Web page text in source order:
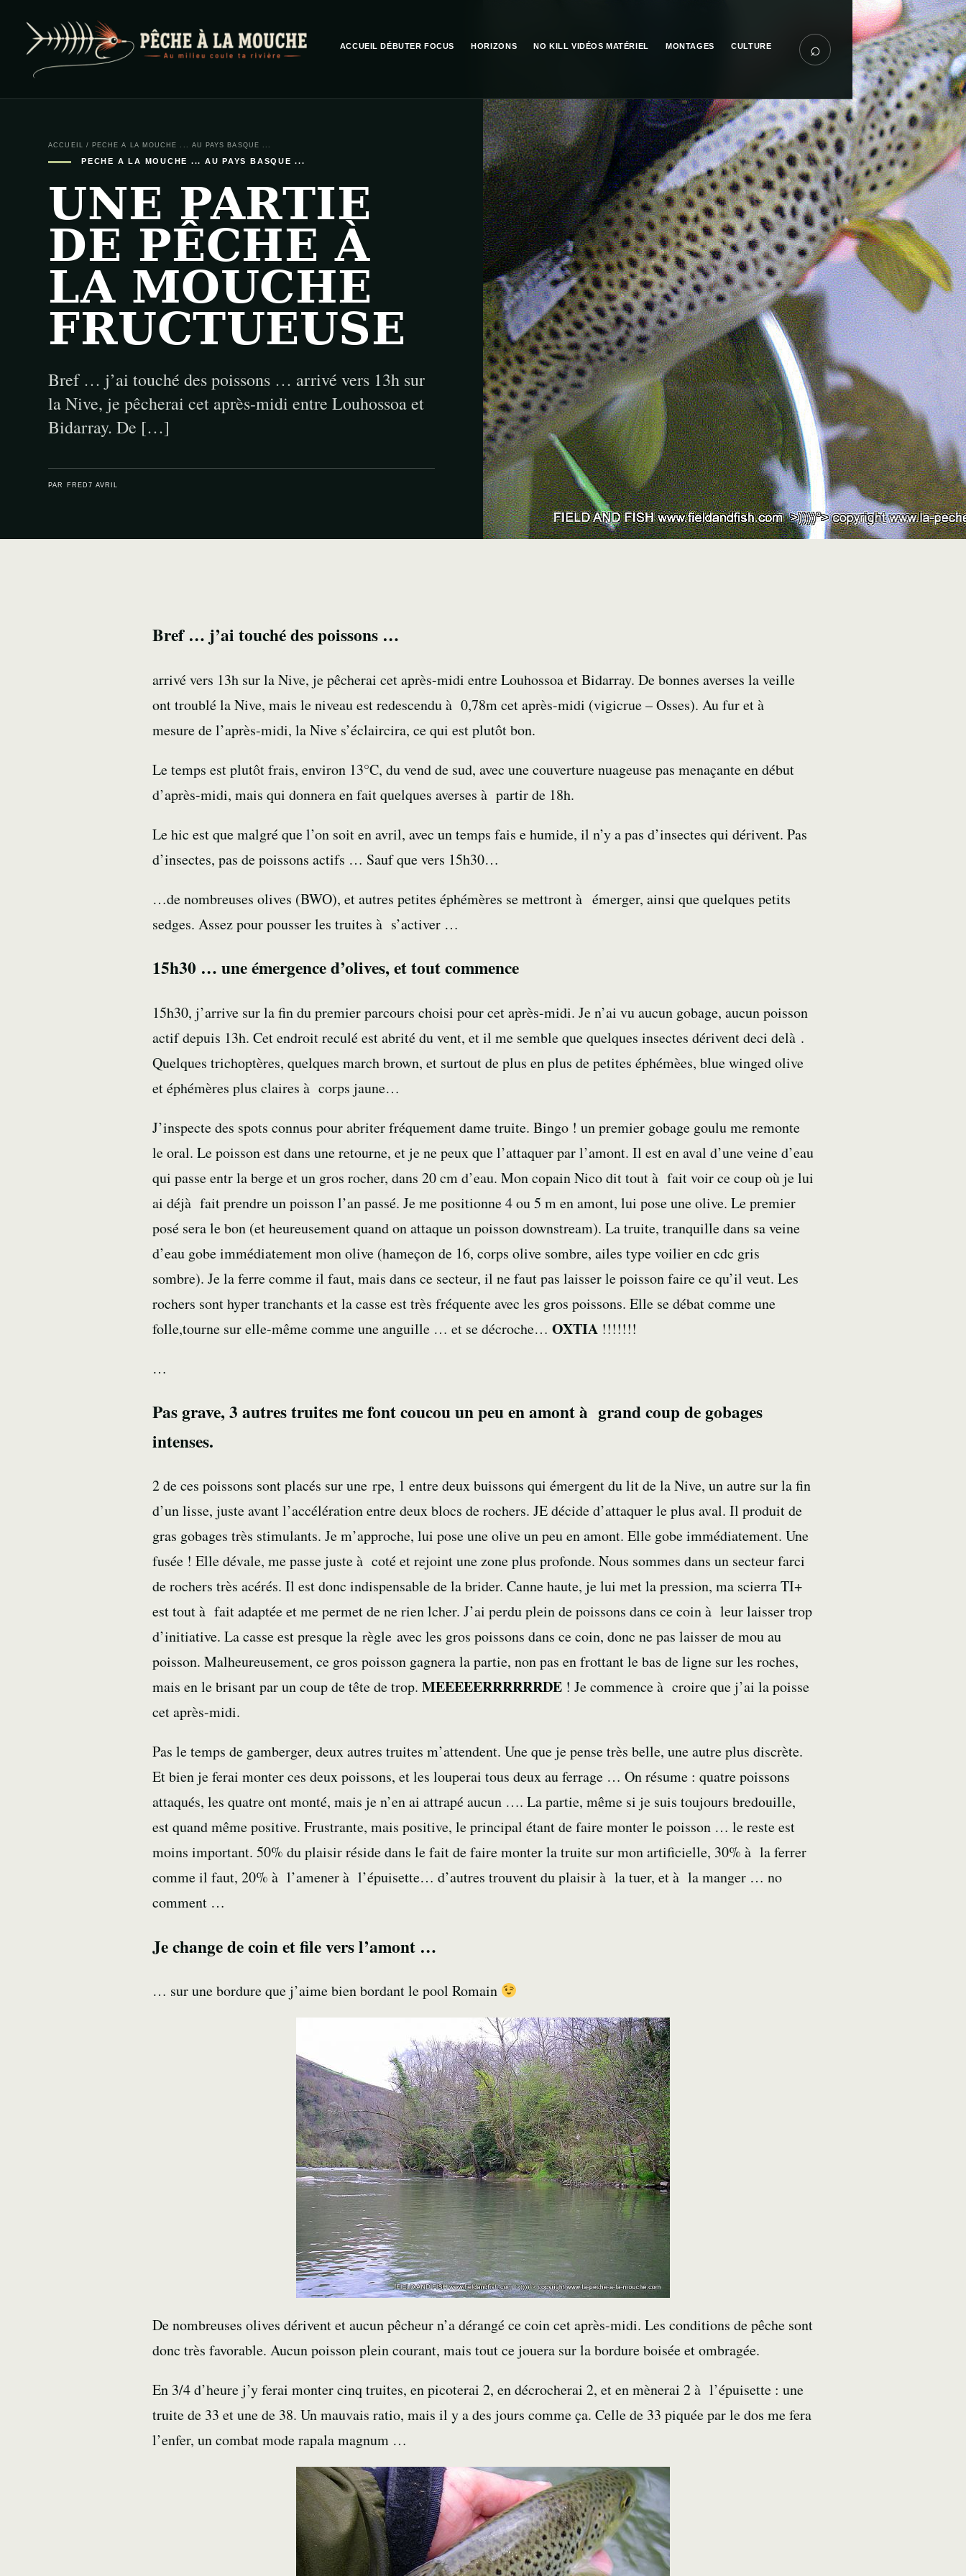
PECHE A LA MOUCHE
ACCUEIL DÉBUTER FOCUS HORIZONS NO KILL VIDÉOS MATÉRIEL MONTAGES CULTURE ⌕
ACCUEIL / PECHE A LA MOUCHE ... AU PAYS BASQUE ...
PECHE A LA MOUCHE ... AU PAYS BASQUE ...
UNE PARTIE
DE PÊCHE À
LA MOUCHE
FRUCTUEUSE
Bref … j’ai touché des poissons … arrivé vers 13h sur
la Nive, je pêcherai cet après-midi entre Louhossoa et
Bidarray. De […]
PAR FRED 7 AVRIL
Bref … j’ai touché des poissons …
arrivé vers 13h sur la Nive, je pêcherai cet après-midi entre Louhossoa et Bidarray. De bonnes averses la veille
ont troublé la Nive, mais le niveau est redescendu à 0,78m cet après-midi (vigicrue – Osses). Au fur et à
mesure de l’après-midi, la Nive s’éclaircira, ce qui est plutôt bon.
Le temps est plutôt frais, environ 13°C, du vend de sud, avec une couverture nuageuse pas menaçante en début
d’après-midi, mais qui donnera en fait quelques averses à partir de 18h.
Le hic est que malgré que l’on soit en avril, avec un temps fais e humide, il n’y a pas d’insectes qui dérivent. Pas
d’insectes, pas de poissons actifs … Sauf que vers 15h30…
…de nombreuses olives (BWO), et autres petites éphémères se mettront à émerger, ainsi que quelques petits
sedges. Assez pour pousser les truites à s’activer …
15h30 … une émergence d’olives, et tout commence
15h30, j’arrive sur la fin du premier parcours choisi pour cet après-midi. Je n’ai vu aucun gobage, aucun poisson
actif depuis 13h. Cet endroit reculé est abrité du vent, et il me semble que quelques insectes dérivent deci delà .
Quelques trichoptères, quelques march brown, et surtout de plus en plus de petites éphémèes, blue winged olive
et éphémères plus claires à corps jaune…
J’inspecte des spots connus pour abriter fréquement dame truite. Bingo ! un premier gobage goulu me remonte
le oral. Le poisson est dans une retourne, et je ne peux que l’attaquer par l’amont. Il est en aval d’une veine d’eau
qui passe entr la berge et un gros rocher, dans 20 cm d’eau. Mon copain Nico dit tout à fait voir ce coup où je lui
ai déjà fait prendre un poisson l’an passé. Je me positionne 4 ou 5 m en amont, lui pose une olive. Le premier
posé sera le bon (et heureusement quand on attaque un poisson downstream). La truite, tranquille dans sa veine
d’eau gobe immédiatement mon olive (hameçon de 16, corps olive sombre, ailes type voilier en cdc gris
sombre). Je la ferre comme il faut, mais dans ce secteur, il ne faut pas laisser le poisson faire ce qu’il veut. Les
rochers sont hyper tranchants et la casse est très fréquente avec les gros poissons. Elle se débat comme une
folle,tourne sur elle-même comme une anguille … et se décroche… OXTIA !!!!!!!
…
Pas grave, 3 autres truites me font coucou un peu en amont à grand coup de gobages
intenses.
2 de ces poissons sont placés sur une rpe, 1 entre deux buissons qui émergent du lit de la Nive, un autre sur la fin
d’un lisse, juste avant l’accélération entre deux blocs de rochers. JE décide d’attaquer le plus aval. Il produit de
gras gobages très stimulants. Je m’approche, lui pose une olive un peu en amont. Elle gobe immédiatement. Une
fusée ! Elle dévale, me passe juste à coté et rejoint une zone plus profonde. Nous sommes dans un secteur farci
de rochers très acérés. Il est donc indispensable de la brider. Canne haute, je lui met la pression, ma scierra TI+
est tout à fait adaptée et me permet de ne rien lcher. J’ai perdu plein de poissons dans ce coin à leur laisser trop
d’initiative. La casse est presque la règle avec les gros poissons dans ce coin, donc ne pas laisser de mou au
poisson. Malheureusement, ce gros poisson gagnera la partie, non pas en frottant le bas de ligne sur les roches,
mais en le brisant par un coup de tête de trop. MEEEEERRRRRRDE ! Je commence à croire que j’ai la poisse
cet après-midi.
Pas le temps de gamberger, deux autres truites m’attendent. Une que je pense très belle, une autre plus discrète.
Et bien je ferai monter ces deux poissons, et les louperai tous deux au ferrage … On résume : quatre poissons
attaqués, les quatre ont monté, mais je n’en ai attrapé aucun …. La partie, même si je suis toujours bredouille,
est quand même positive. Frustrante, mais positive, le principal étant de faire monter le poisson … le reste est
moins important. 50% du plaisir réside dans le fait de faire monter la truite sur mon artificielle, 30% à la ferrer
comme il faut, 20% à l’amener à l’épuisette… d’autres trouvent du plaisir à la tuer, et à la manger … no
comment …
Je change de coin et file vers l’amont …
… sur une bordure que j’aime bien bordant le pool Romain
De nombreuses olives dérivent et aucun pêcheur n’a dérangé ce coin cet après-midi. Les conditions de pêche sont
donc très favorable. Aucun poisson plein courant, mais tout ce jouera sur la bordure boisée et ombragée.
En 3/4 d’heure j’y ferai monter cinq truites, en picoterai 2, en décrocherai 2, et en mènerai 2 à l’épuisette : une
truite de 33 et une de 38. Un mauvais ratio, mais il y a des jours comme ça. Celle de 33 piquée par le dos me fera
l’enfer, un combat mode rapala magnum …